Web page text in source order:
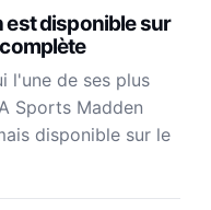
est disponible sur
l'une de ses plus
Sports Madden
disponible sur le